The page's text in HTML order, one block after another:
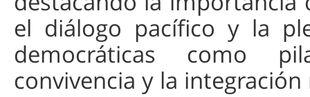
el diálogo pacífico y la
democráticas como
convivencia y la integración